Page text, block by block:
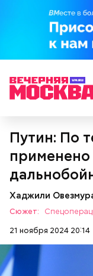
Путин: По
применено
Хаджили
Сюжет:
21 ноября 2024 20:14
Помимо этого,
ученая
освобождения